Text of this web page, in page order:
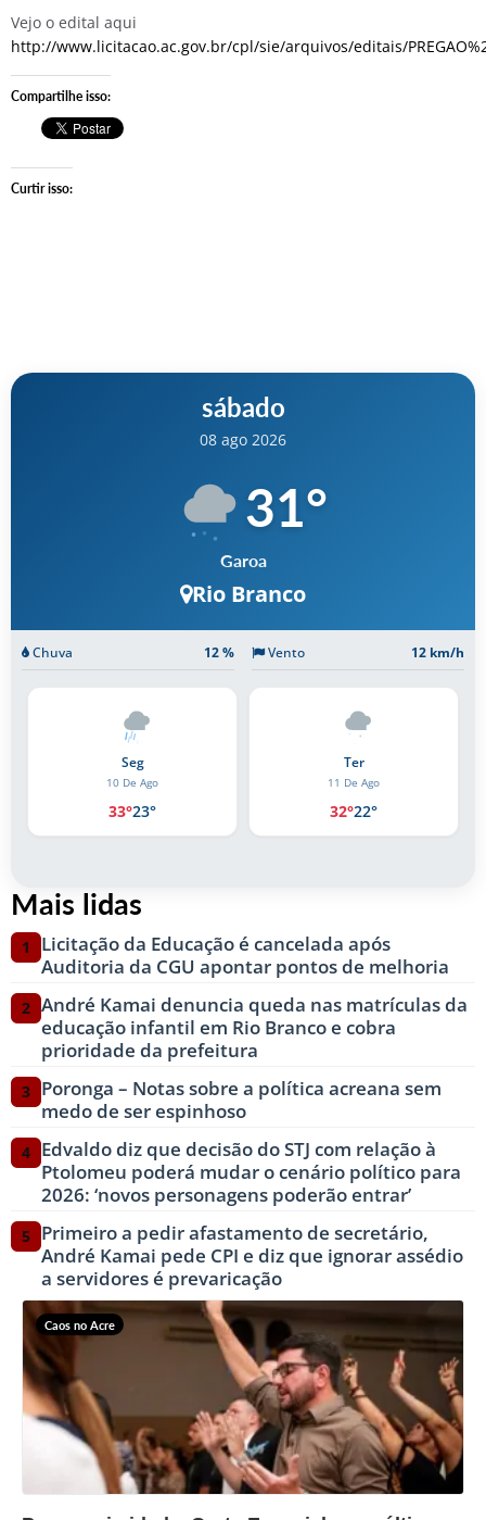
Vejo o edital aqui
http://www.licitacao.ac.gov.br/cpl/sie/arquivos/editais/
Compartilhe isso:
Curtir isso:
sábado
08 ago 2026
31°
Garoa
Rio Branco
Chuva 12 % Vento 12 km/h
Ter
11 De Ago
32°22°
Qua
12 De Ago
33°22°
Mais lidas
1
Licitação da Educação é cancelada após
Auditoria da CGU apontar pontos de melhoria
2 André Kamai denuncia queda nas matrículas da
educação infantil em Rio Branco e cobra
prioridade da prefeitura
3 Poronga – Notas sobre a política acreana sem
medo de ser espinhoso
4 Edvaldo diz que decisão do STJ com relação à
Ptolomeu poderá mudar o cenário político para
2026: ‘novos personagens poderão entrar’
5 Primeiro a pedir afastamento de secretário,
André Kamai pede CPI e diz que ignorar assédio
a servidores é prevaricação
Caos no Acre